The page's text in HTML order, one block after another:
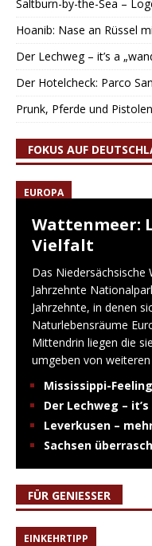
Saltburn-by-the-Sea –
Hoanib: Nase an Rüssel
Der Lechweg – it’s a
Der Hotelcheck: Parco
Prunk, Pferde und
FOKUS AUF
EUROPA
Wattenmeer:
Vielfalt
Das
Jahrzehnte
Jahrzehnte, in denen
Naturlebensräume
Mittendrin liegen die
umgeben von
Mississippi-
Der Lechweg –
Leverkusen –
Sachsen
FÜR GENIESSER
EINKEHRTIPP